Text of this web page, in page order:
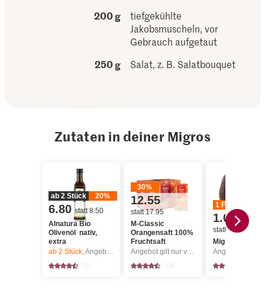
200 g
tiefgekühlte
Jakobsmuscheln, vor
Gebrauch aufgetaut
250 g
Salat, z. B. Salatbouquet
Zutaten in deiner Migros
ab 2 Stück 20%
6.80 statt 8.50
Alnatura Bio
Olivenöl nativ,
extra
ab 2 Stück,Angebot gilt nur vom 6.8. bis 12.8.2026, solange Vorrat.
30%
12.55
statt 17.95
M-Classic
Orangensaft 100%
Fruchtsaft
Angebot gilt nur vom 6.8. bis 12.8.2026, solange Vorrat.
1 Franken
1.00
statt undefined
Migros